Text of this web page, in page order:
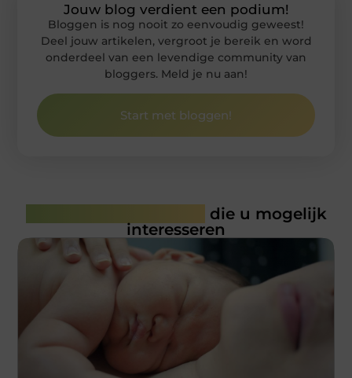
Jouw blog verdient een podium!
Bloggen is nog nooit zo eenvoudig geweest!
Deel jouw artikelen, vergroot je bereik en word
onderdeel van een levendige community van
bloggers. Meld je nu aan!
Start met bloggen!
die u mogelijk
interesseren